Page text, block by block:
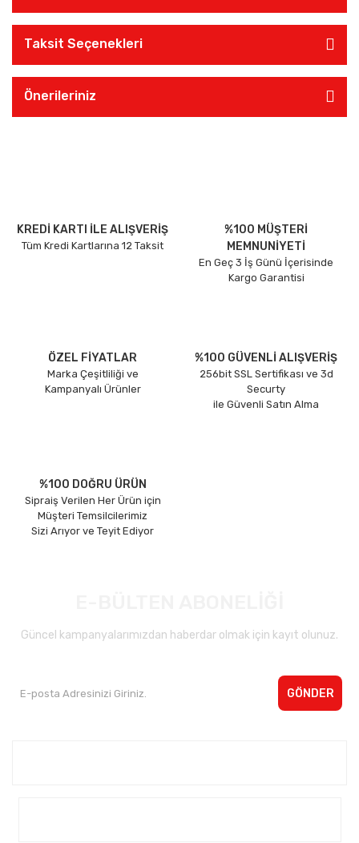
Taksit Seçenekleri
Önerileriniz
KREDİ KARTI İLE ALIŞVERİŞ
Tüm Kredi Kartlarına 12 Taksit
%100 MÜŞTERİ
MEMNUNİYETİ
En Geç 3 İş Günü İçerisinde
Kargo Garantisi
ÖZEL FİYATLAR
Marka Çeşitliliği ve
Kampanyalı Ürünler
%100 GÜVENLİ ALIŞVERİŞ
256bit SSL Sertifikası ve 3d
Securty
ile Güvenli Satın Alma
%100 DOĞRU ÜRÜN
Sipraiş Verilen Her Ürün için
Müşteri Temsilcilerimiz
Sizi Arıyor ve Teyit Ediyor
Güncel kampanyalarımızdan haberdar olmak için kayıt olunuz.
GÖNDER